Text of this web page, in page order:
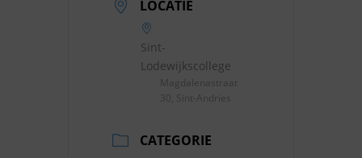
LOCATIE
Sint-
Lodewijkscollege
Magdalenastraat
30, Sint-Andries
CATEGORIE